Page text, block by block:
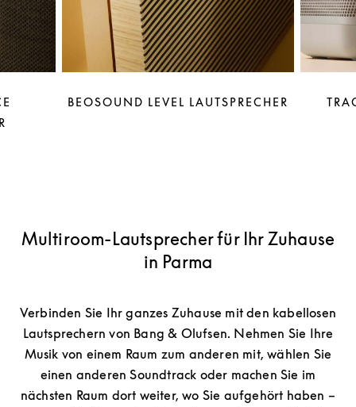
BEOSOUND LEVEL LAUTSPRECHER
Multiroom-Lautsprecher für Ihr Zuhause
in Parma
Verbinden Sie Ihr ganzes Zuhause mit den kabellosen
Lautsprechern von Bang & Olufsen. Nehmen Sie Ihre
Musik von einem Raum zum anderen mit, wählen Sie
einen anderen Soundtrack oder machen Sie im
nächsten Raum dort weiter, wo Sie aufgehört haben –